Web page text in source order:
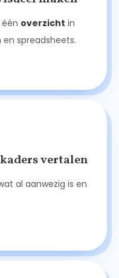
overzicht in
spreadsheets.
vertalen
al aanwezig is en